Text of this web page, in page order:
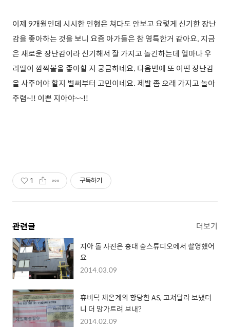
이제 9개월인데 시시한 인형은 쳐다도 안보고 요렇게 신기한 장난
감을 좋아하는 것을 보니 요즘 아가들은 참 영특한거 같아요. 지금
은 새로운 장난감이라 신기해서 잘 가지고 놀긴하는데 얼마나 우
리딸이 깜짝볼을 좋아할 지 궁금하네요. 다음번에 또 어떤 장난감
을 사주어야 할지 벌써부터 고민이네요. 제발 좀 오래 가지고 놀아
주렴~!! 이쁜 지아야~~!!
1 구독하기
관련글 더보기
지아 돌 사진은 홍대 숲스튜디오에서 촬영했어
요
2014.03.09
휴비딕 체온계의 황당한 AS, 고쳐달라 보냈더
니 더 망가트려 보내?
2014.02.09